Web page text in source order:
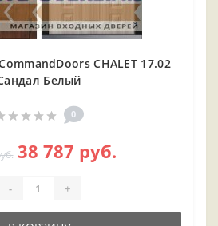
CHALET 17.02
Белый
0
38 787 руб.
- +